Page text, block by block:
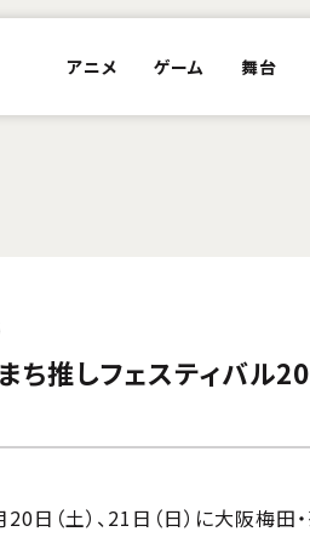
アニメ ゲーム 舞台
まち推しフェスティバル
日（土）、21日（日）に大阪梅田